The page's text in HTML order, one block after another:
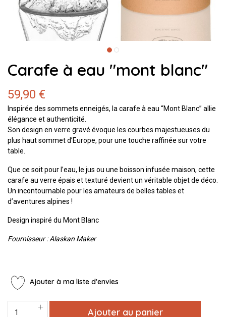
Carafe à eau "mont blanc"
59,90 €
Inspirée des sommets enneigés, la carafe à eau “Mont Blanc” allie
élégance et authenticité.
Son design en verre gravé évoque les courbes majestueuses du
plus haut sommet d’Europe, pour une touche raffinée sur votre
table.
Que ce soit pour l’eau, le jus ou une boisson infusée maison, cette
carafe au verre épais et texturé devient un véritable objet de déco.
Un incontournable pour les amateurs de belles tables et
d’aventures alpines !
Design inspiré du Mont Blanc
Fournisseur : Alaskan Maker
Ajouter à ma liste d'envies
Ajouter au panier